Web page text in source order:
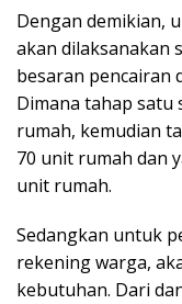
Dengan demikian,
akan dilaksanakan
besaran pencairan
Dimana tahap satu
rumah, kemudian
70 unit rumah dan
unit rumah.
Sedangkan untuk
rekening warga,
kebutuhan. Dari